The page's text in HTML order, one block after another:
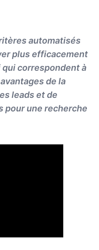
automatisés
plus efficacement
correspondent à
de la
leads et de
pour une recherche